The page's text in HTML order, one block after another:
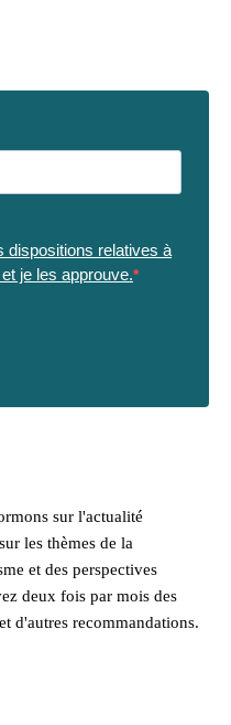
dispositions relatives à
je les approuve.
sur l'actualité
les thèmes de la
et des perspectives
deux fois par mois des
d'autres recommandations.